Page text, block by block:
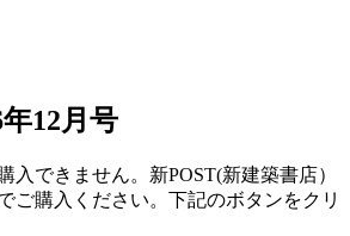
12月号
入できません。新POST(新建築書店）
ご購入ください。下記のボタンをクリ